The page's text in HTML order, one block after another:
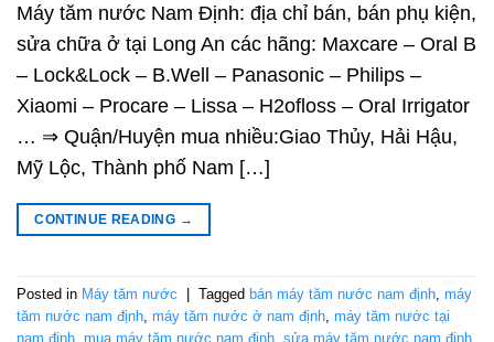
Máy tăm nước Nam Định: địa chỉ bán, bán phụ kiện,
sửa chữa ở tại Long An các hãng: Maxcare – Oral B
– Lock&Lock – B.Well – Panasonic – Philips –
Xiaomi – Procare – Lissa – H2ofloss – Oral Irrigator
… ⇒ Quận/Huyện mua nhiều:Giao Thủy, Hải Hậu,
Mỹ Lộc, Thành phố Nam […]
CONTINUE READING →
Posted in Máy tăm nước Tagged bán máy tăm nước nam định máy
tăm nước nam định máy tăm nước ở nam định máy tăm nước tại
nam định mua máy tăm nước nam định sửa máy tăm nước nam định